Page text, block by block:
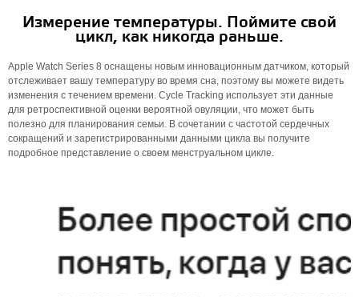
Измерение температуры. Поймите свой
цикл, как никогда раньше.
Apple Watch Series 8 оснащены новым инновационным датчиком, который
отслеживает вашу температуру во время сна, поэтому вы можете видеть
изменения с течением времени. Cycle Tracking использует эти данные
для ретроспективной оценки вероятной овуляции, что может быть
полезно для планирования семьи. В сочетании с частотой сердечных
сокращений и зарегистрированными данными цикла вы получите
подробное представление о своем менструальном цикле.